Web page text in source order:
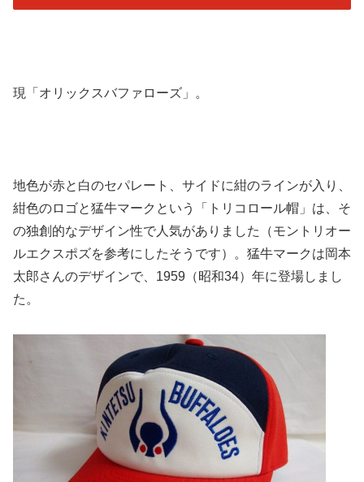
現「オリックスバファローズ」。
地色が赤と白のセパレート、サイドに紺のラインが入り、
紺色のロゴと猛牛マークという「トリコロール帽」は、 そ
の独創的なデザイン性で人気がありました（モントリオー
ルエクスポズを参考にしたそうです）。 猛牛マークは岡本
太郎さんのデザインで、1959（昭和34） 年に登場しまし
た。